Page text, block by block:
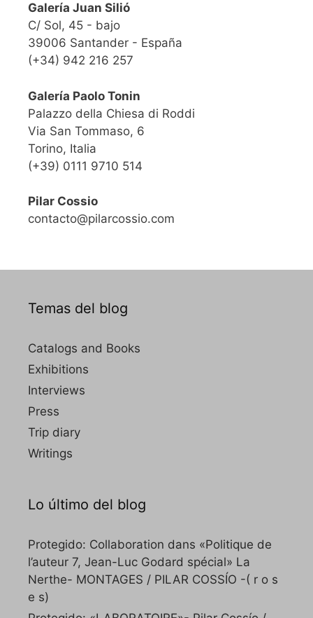
Galería Juan Silió
C/ Sol, 45 - bajo
39006 Santander - España
(+34) 942 216 257
Galería Paolo Tonin
Palazzo della Chiesa di Roddi
Via San Tommaso, 6
Torino, Italia
(+39) 0111 9710 514
Pilar Cossio
contacto@pilarcossio.com
Temas del blog
Catalogs and Books
Exhibitions
Interviews
Press
Trip diary
Writings
Lo último del blog
Protegido: Collaboration dans «Politique de
l’auteur 7, Jean-Luc Godard spécial» La
Nerthe- MONTAGES / PILAR COSSÍO -( r o s
e s)